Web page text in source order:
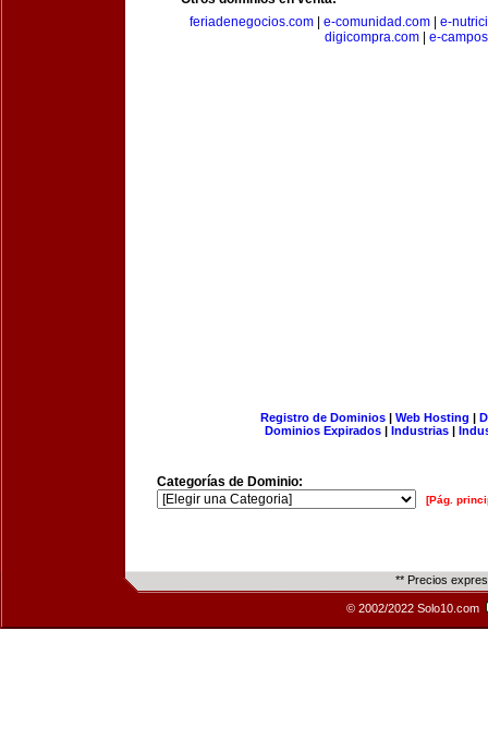
feriadenegocios.com| e-comunidad.com| e-
digicompra.com
e-
Registro de Dominios| Web Hosting |
Dominios Expirados | Industrias |
Categorías de Dominio:
[Pág.
** Precios
© 2002/2022 Solo10.com